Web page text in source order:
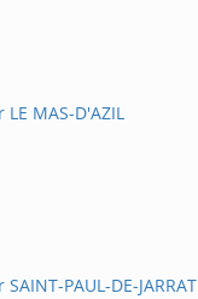
MAS-D'AZIL
PAUL-DE-JARRAT